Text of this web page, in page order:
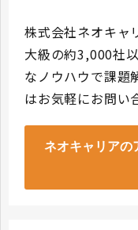
株式会社ネオキャ
大級の約3,000社
なノウハウで課題
はお気軽にお問い
ネオキャリアの